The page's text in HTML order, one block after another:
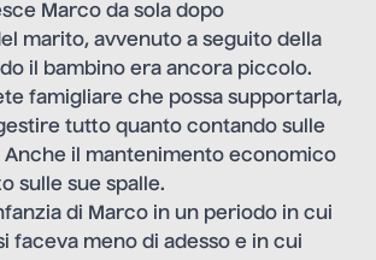
Marco da sola dopo
marito, avvenuto a seguito della
il bambino era ancora piccolo.
famigliare che possa supportarla,
tutto quanto contando sulle
il mantenimento economico
sulle sue spalle.
di Marco in un periodo in cui
faceva meno di adesso e in cui